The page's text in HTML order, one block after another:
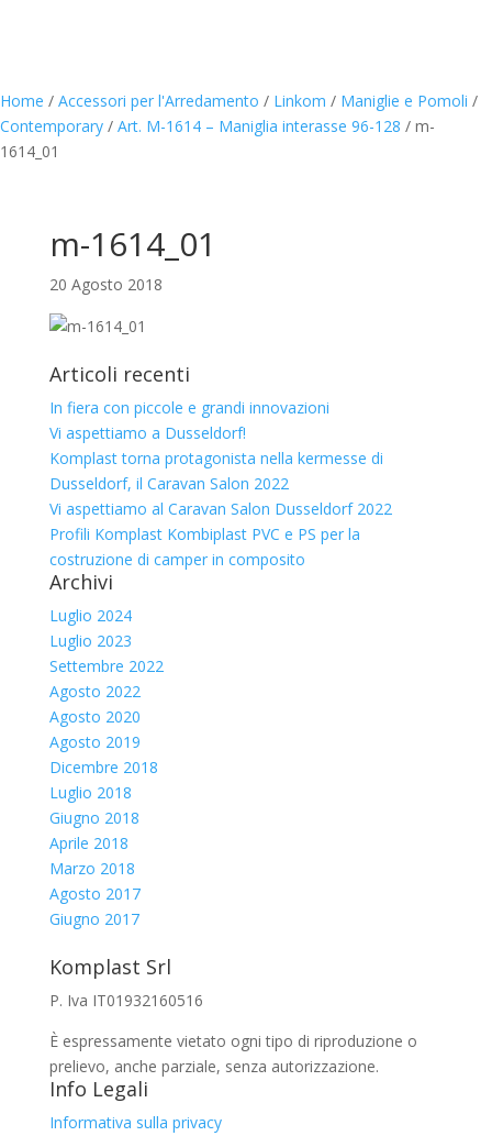
Home / Accessori per l'Arredamento / Linkom / Maniglie e Pomoli /
Contemporary / Art. M-1614 – Maniglia interasse 96-128 / m-
1614_01
m-1614_01
20 Agosto 2018
Articoli recenti
In fiera con piccole e grandi innovazioni
Vi aspettiamo a Dusseldorf!
Komplast torna protagonista nella kermesse di
Dusseldorf, il Caravan Salon 2022
Vi aspettiamo al Caravan Salon Dusseldorf 2022
Profili Komplast Kombiplast PVC e PS per la
costruzione di camper in composito
Archivi
Luglio 2024
Luglio 2023
Settembre 2022
Agosto 2022
Agosto 2020
Agosto 2019
Dicembre 2018
Luglio 2018
Giugno 2018
Aprile 2018
Marzo 2018
Agosto 2017
Giugno 2017
Komplast Srl
P. Iva IT01932160516
È espressamente vietato ogni tipo di riproduzione o
prelievo, anche parziale, senza autorizzazione.
Info Legali
Informativa sulla privacy